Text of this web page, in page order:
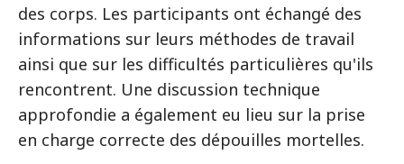
des corps. Les participants ont échangé des
informations sur leurs méthodes de travail
ainsi que sur les difficultés particulières qu'ils
rencontrent. Une discussion technique
approfondie a également eu lieu sur la prise
en charge correcte des dépouilles mortelles.